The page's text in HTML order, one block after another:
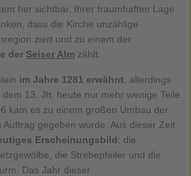
her sichtbar. Ihrer traumhaften Lage
dass die Kirche unzählige
ziert und zu einem der
der Seiser Almzählt.
im Jahre 1281 erwähnt , allerdings
13. Jh. heute nur mehr wenige Teile
kam es zu einem großen Umbau der
gegeben wurde. Aus dieser Zeit
Erscheinungsbild: die
die Strebepfeiler und die
Das Jahr dieser